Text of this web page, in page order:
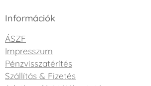
Információk
ÁSZF
Impresszum
Pénzvisszatérítés
Szállítás & Fizetés